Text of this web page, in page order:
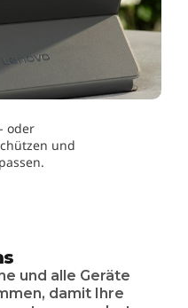
oder
und
und alle Geräte
damit Ihre